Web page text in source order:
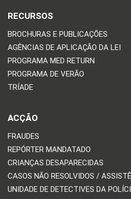
RECURSOS
BROCHURAS E PUBLICAÇÕES
AGÊNCIAS DE APLICAÇÃO DA LEI
PROGRAMA MED RETURN
PROGRAMA DE VERÃO
TRÍADE
ACÇÃO
FRAUDES
REPÓRTER MANDATADO
CRIANÇAS DESAPARECIDAS
CASOS NÃO RESOLVIDOS /
UNIDADE DE DETECTIVES DA